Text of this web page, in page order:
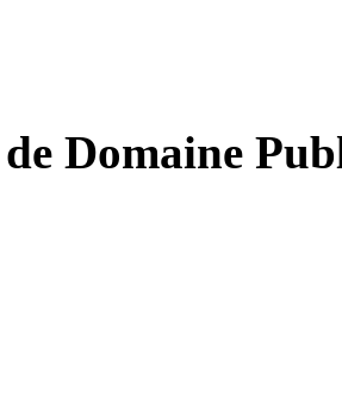
Domaine